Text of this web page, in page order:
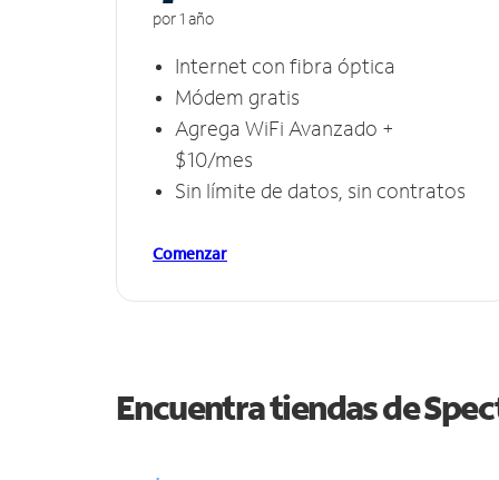
por 1 año
Internet con fibra óptica
Módem gratis
Agrega WiFi Avanzado +
$10/mes
Sin límite de datos, sin contratos
Comenzar
Encuentra tiendas de